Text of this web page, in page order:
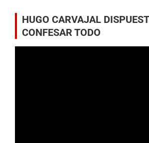
HUGO CARVAJAL
CONFESAR TODO